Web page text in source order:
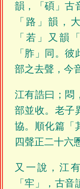
韻，「碩」古
「路」韻，
「若」又韻
「胙」同。
部之去聲，今
江有誥曰；悶
部並收。老子
協。順化篇「
四聲正二十六
又一說，江
「牢」，古